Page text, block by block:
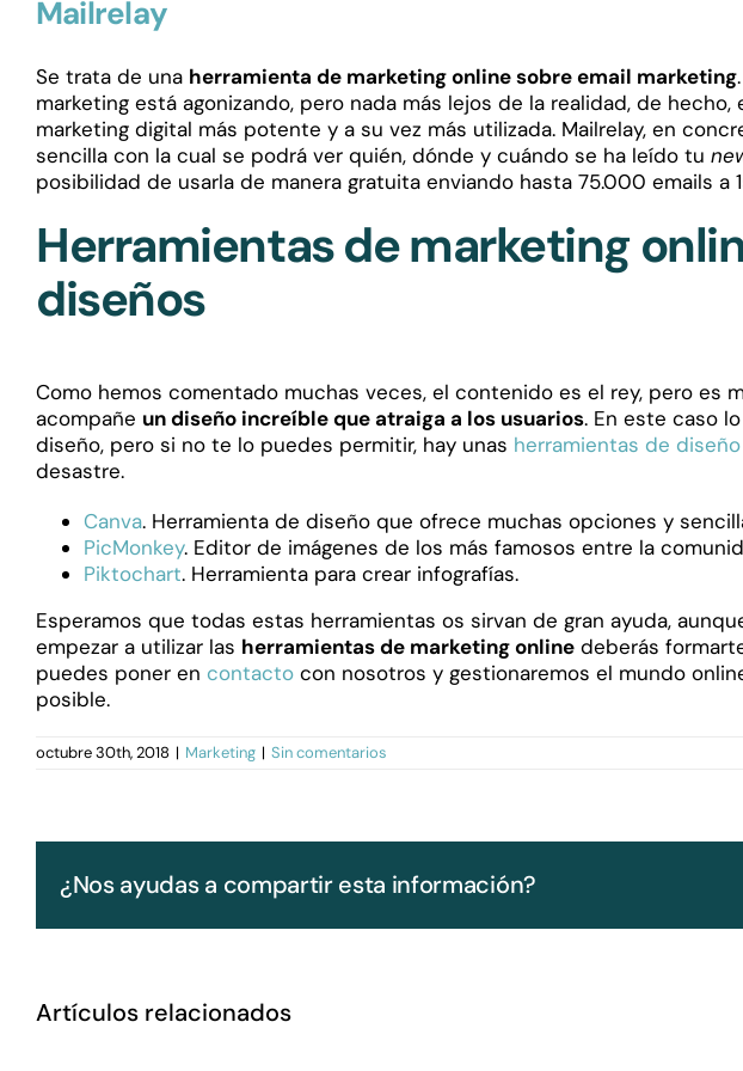
Mailrelay
Se trata de una herramienta de marketing online sobre email marketing
marketing está agonizando, pero nada más lejos de la realidad, de
marketing digital más potente y a su vez más utilizada. Mailrelay, en
sencilla con la cual se podrá ver quién, dónde y cuándo se ha leído tu
posibilidad de usarla de manera gratuita enviando hasta 75.000 emails a
Herramientas de marketing
diseños
Como hemos comentado muchas veces, el contenido es el rey, pero es
acompañe un diseño increíble que atraiga a los usuarios. En este caso
diseño, pero si no te lo puedes permitir, hay unas herramientas de diseño
desastre.
Canva. Herramienta de diseño que ofrece muchas opciones y
PicMonkey. Editor de imágenes de los más famosos entre la
Piktochart. Herramienta para crear infografías.
Esperamos que todas estas herramientas os sirvan de gran ayuda,
empezar a utilizar las herramientas de marketing online deberás
puedes poner en contacto con nosotros y gestionaremos el mundo
posible.
octubre 30th, 2018 | Marketing | Sin comentarios
¿Nos ayudas a compartir esta información?
Artículos relacionados